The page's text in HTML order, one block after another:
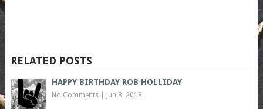
RELATED POSTS
HAPPY BIRTHDAY ROB HOLLIDAY
No Comments| Jun 8, 2018